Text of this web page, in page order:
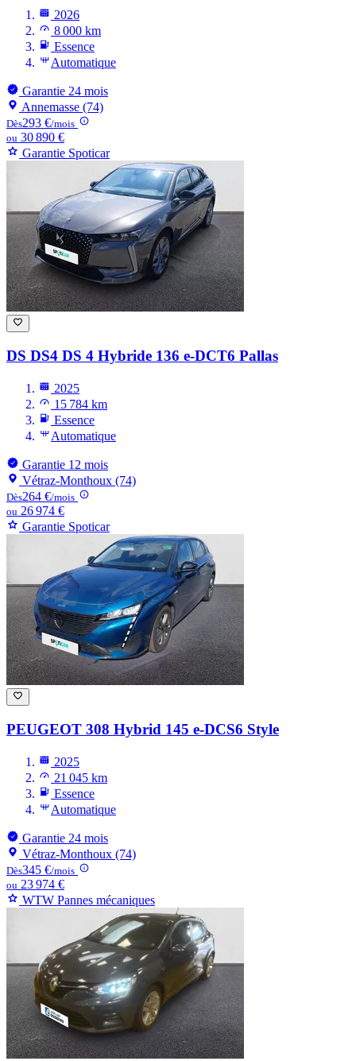
2026
8 000 km
Essence
Automatique
Garantie 24 mois
Annemasse (74)
Dès293 €/mois
ou 30 890 €
Garantie Spoticar
DS DS4 DS 4 Hybride 136 e-DCT6 Pallas
2025
15 784 km
Essence
Automatique
Garantie 12 mois
Vétraz-Monthoux (74)
Dès264 €/mois
ou 26 974 €
Garantie Spoticar
PEUGEOT 308 Hybrid 145 e-DCS6 Style
2025
21 045 km
Essence
Automatique
Garantie 24 mois
Vétraz-Monthoux (74)
Dès345 €/mois
ou 23 974 €
WTW Pannes mécaniques